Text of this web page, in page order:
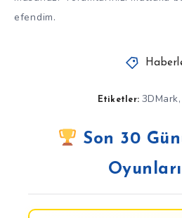
efendim.
Etiketler: 3DMark,
Son 30
Oyunları